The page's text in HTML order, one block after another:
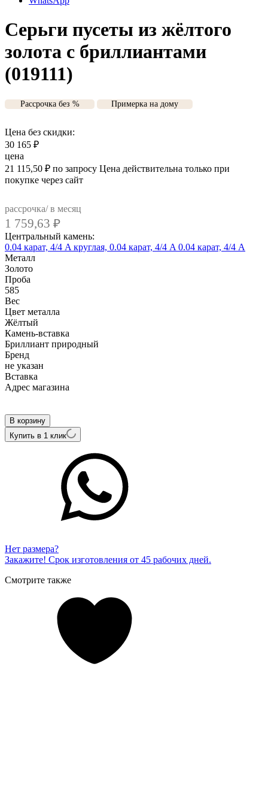
Серьги пусеты из жёлтого
золота с бриллиантами
(019111)
Рассрочка без % Примерка на дому
Цена без скидки:
30 165 ₽
цена
21 115,50 ₽ по запросу Цена действительна только при
покупке через сайт
рассрочка/ в месяц
1 759,63 ₽
Центральный камень:
0.04 карат, 4/4 A круглая, 0.04 карат, 4/4 A 0.04 карат, 4/4 А
Металл
Золото
Проба
585
Вес
Цвет металла
Жёлтый
Камень-вставка
Бриллиант природный
Бренд
не указан
Вcтавка
Адрес магазина
В корзину
Купить в 1 клик
Нет размера?
Закажите! Срок изготовления от 45 рабочих дней.
Смотрите также